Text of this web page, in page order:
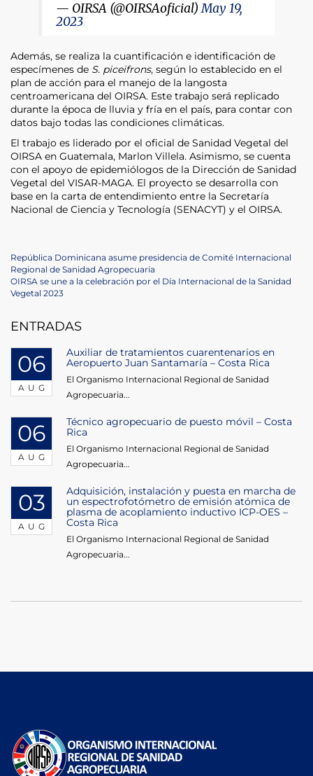
— OIRSA (@OIRSAoficial)May 19,
2023
Además, se realiza la cuantificación e identificación de
especímenes de S. piceifrons, según lo establecido en el
plan de acción para el manejo de la langosta
centroamericana del OIRSA. Este trabajo será replicado
durante la época de lluvia y fría en el país, para contar con
datos bajo todas las condiciones climáticas.
El trabajo es liderado por el oficial de Sanidad Vegetal del
OIRSA en Guatemala, Marlon Villela. Asimismo, se cuenta
con el apoyo de epidemiólogos de la Dirección de Sanidad
Vegetal del VISAR-MAGA. El proyecto se desarrolla con
base en la carta de entendimiento entre la Secretaría
Nacional de Ciencia y Tecnología (SENACYT) y el OIRSA.
Post
navigation
Previous
Post
República Dominicana asume presidencia de Comité Internacional
Regional de Sanidad Agropecuaria
Next
Post
OIRSA se une a la celebración por el Día Internacional de la Sanidad
Vegetal 2023
ENTRADAS
06
AUG
Auxiliar de tratamientos cuarentenarios en
Aeropuerto Juan Santamaría – Costa Rica
El Organismo Internacional Regional de Sanidad
Agropecuaria...
06
AUG
Técnico agropecuario de puesto móvil – Costa
Rica
El Organismo Internacional Regional de Sanidad
Agropecuaria...
03
AUG
Adquisición, instalación y puesta en marcha de
un espectrofotómetro de emisión atómica de
plasma de acoplamiento inductivo ICP-OES –
Costa Rica
El Organismo Internacional Regional de Sanidad
Agropecuaria...